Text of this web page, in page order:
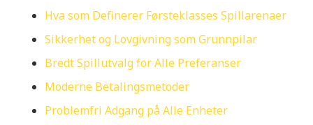
Hva som Definerer Førsteklasses Spillarenaer
Sikkerhet og Lovgivning som Grunnpilar
Bredt Spillutvalg for Alle Preferanser
Moderne Betalingsmetoder
Problemfri Adgang på Alle Enheter